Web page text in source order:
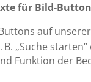
für Bild-
auf
B. „Suche
Funktion der